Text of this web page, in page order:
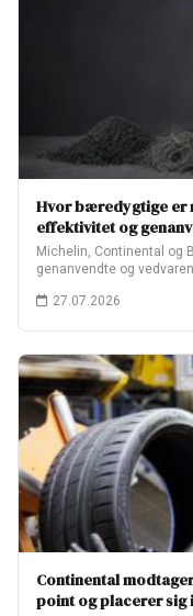
Hvor bæredygtige er
effektivitet og
Michelin, Continental og
genanvendte og
27.07.2026
Continental
point og placerer sig